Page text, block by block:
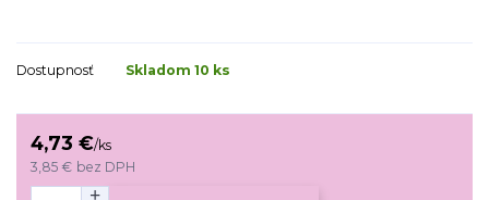
Dostupnosť Skladom 10 ks
4,73 €/ks
3,85 € bez DPH